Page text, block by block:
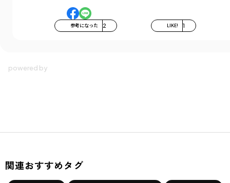
参考になった 2 LIKE! 1
関連おすすめタグ